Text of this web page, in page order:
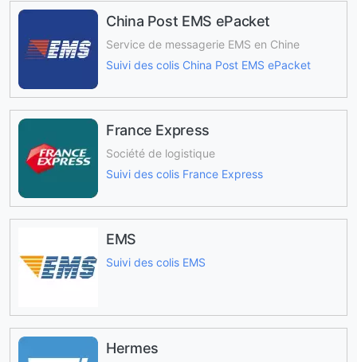
China Post EMS ePacket
Service de messagerie EMS en Chine
Suivi des colis China Post EMS ePacket
France Express
Société de logistique
Suivi des colis France Express
EMS
Suivi des colis EMS
Hermes